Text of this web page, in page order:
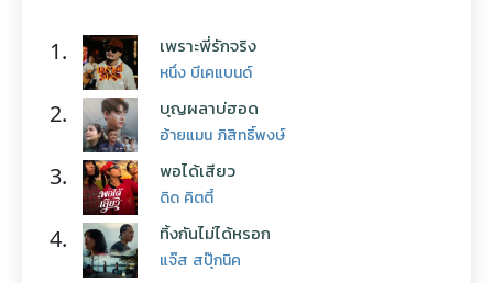
1. เพราะพี่รักจริง
หนึ่ง บีเคแบนด์
2. บุญผลาบ่ฮอด
อ้ายแมน ภิสิทธิ์พงษ์
3. พอได้เสียว
ดิด คิตตี้
4. ทิ้งกันไม่ได้หรอก
แจ๊ส สปุ๊กนิค